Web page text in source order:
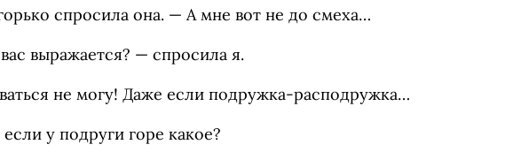
спросила она. — А мне вот не до смеха…
выражается? — спросила я.
не могу! Даже если подружка-расподружка…
у подруги горе какое?